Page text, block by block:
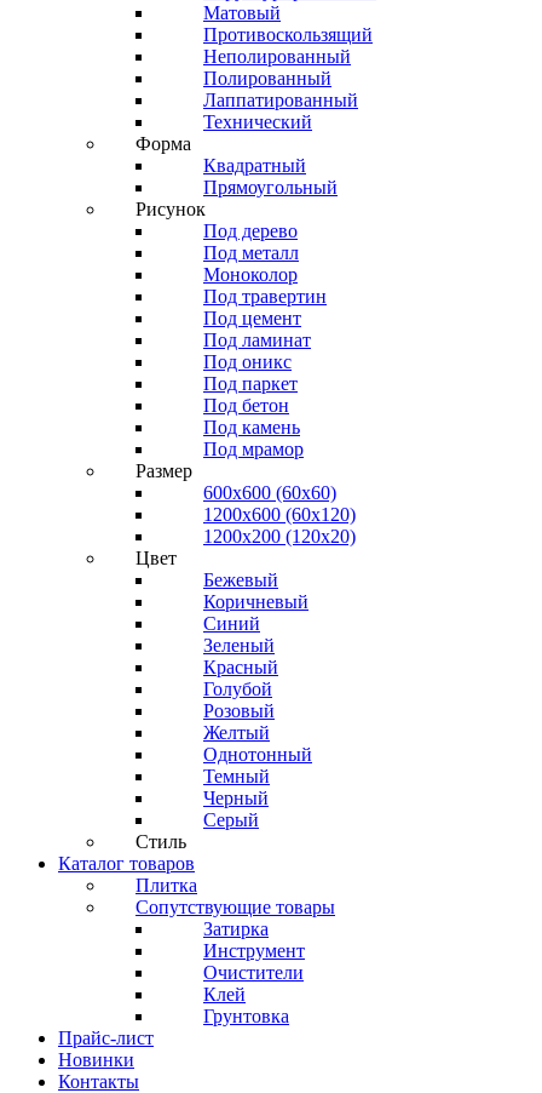
Матовый
Противоскользящий
Неполированный
Полированный
Лаппатированный
Технический
Форма
Квадратный
Прямоугольный
Рисунок
Под дерево
Под металл
Моноколор
Под травертин
Под цемент
Под ламинат
Под оникс
Под паркет
Под бетон
Под камень
Под мрамор
Размер
600х600 (60х60)
1200х600 (60х120)
1200х200 (120x20)
Цвет
Бежевый
Коричневый
Синий
Зеленый
Красный
Голубой
Розовый
Желтый
Однотонный
Темный
Черный
Серый
Стиль
Каталог товаров
Плитка
Сопутствующие товары
Затирка
Инструмент
Очистители
Клей
Грунтовка
Прайс-лист
Новинки
Контакты